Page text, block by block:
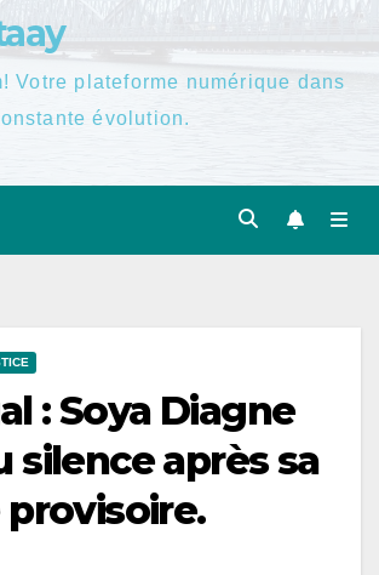
Votre plateforme numérique dans
évolution.
: Soya Diagne
silence après sa